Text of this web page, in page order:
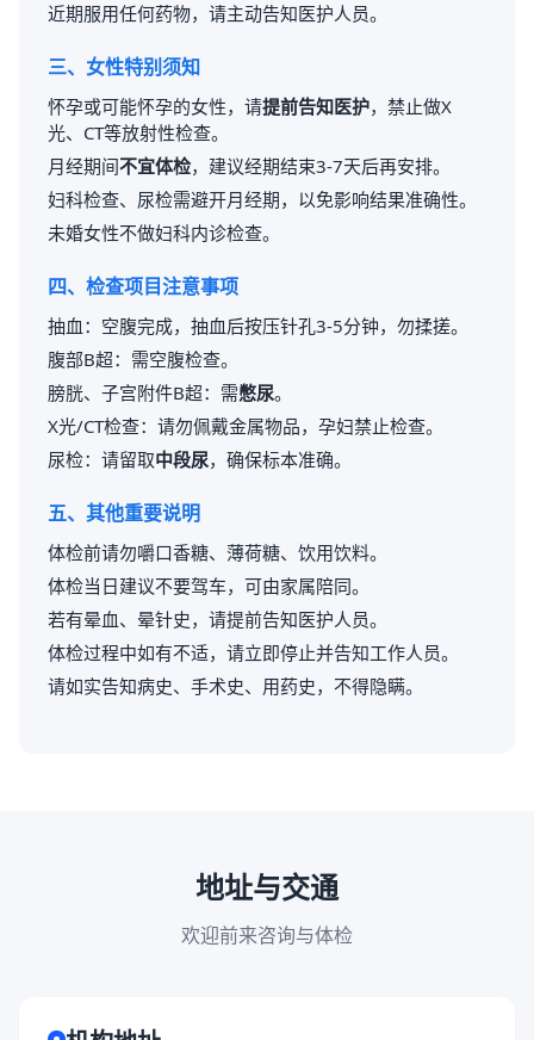
近期服用任何药物，请主动告知医护人员。
三、女性特别须知
怀孕或可能怀孕的女性，请提前告知医护，禁止做X
光、CT等放射性检查。
月经期间不宜体检，建议经期结束3-7天后再安排。
妇科检查、尿检需避开月经期，以免影响结果准确性。
未婚女性不做妇科内诊检查。
四、检查项目注意事项
抽血：空腹完成，抽血后按压针孔3-5分钟，勿揉搓。
腹部B超：需空腹检查。
膀胱、子宫附件B超：需憋尿。
X光/CT检查：请勿佩戴金属物品，孕妇禁止检查。
尿检：请留取中段尿，确保标本准确。
五、其他重要说明
体检前请勿嚼口香糖、薄荷糖、饮用饮料。
体检当日建议不要驾车，可由家属陪同。
若有晕血、晕针史，请提前告知医护人员。
体检过程中如有不适，请立即停止并告知工作人员。
请如实告知病史、手术史、用药史，不得隐瞒。
地址与交通
欢迎前来咨询与体检